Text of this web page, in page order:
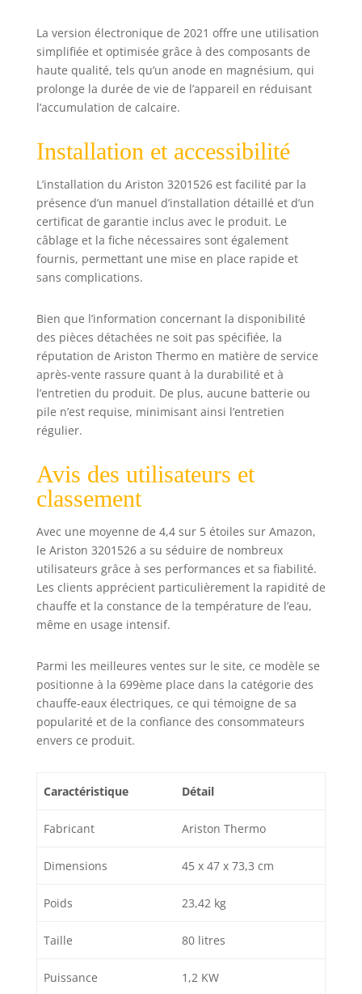
La version électronique de 2021 offre une utilisation
simplifiée et optimisée grâce à des composants de
haute qualité, tels qu’un anode en magnésium, qui
prolonge la durée de vie de l’appareil en réduisant
l’accumulation de calcaire.
Installation et accessibilité
L’installation du Ariston 3201526 est facilité par la
présence d’un manuel d’installation détaillé et d’un
certificat de garantie inclus avec le produit. Le
câblage et la fiche nécessaires sont également
fournis, permettant une mise en place rapide et
sans complications.
Bien que l’information concernant la disponibilité
des pièces détachées ne soit pas spécifiée, la
réputation de Ariston Thermo en matière de service
après-vente rassure quant à la durabilité et à
l’entretien du produit. De plus, aucune batterie ou
pile n’est requise, minimisant ainsi l’entretien
régulier.
Avis des utilisateurs et
classement
Avec une moyenne de 4,4 sur 5 étoiles sur Amazon,
le Ariston 3201526 a su séduire de nombreux
utilisateurs grâce à ses performances et sa fiabilité.
Les clients apprécient particulièrement la rapidité de
chauffe et la constance de la température de l’eau,
même en usage intensif.
Parmi les meilleures ventes sur le site, ce modèle se
positionne à la 699ème place dans la catégorie des
chauffe-eaux électriques, ce qui témoigne de sa
popularité et de la confiance des consommateurs
envers ce produit.
Caractéristique Détail
Fabricant Ariston Thermo
Dimensions 45 x 47 x 73,3 cm
Poids 23,42 kg
Taille 80 litres
Puissance 1,2 KW